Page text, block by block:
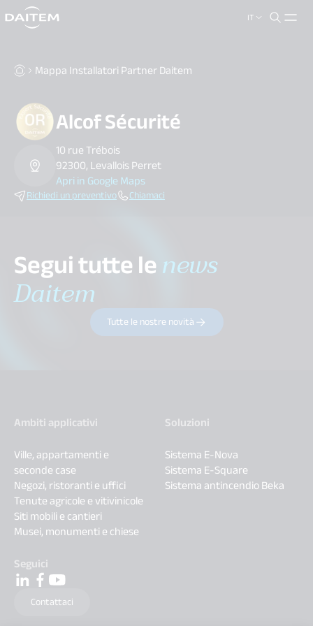
IT
search.label
Mappa Installatori Partner Daitem
Alcof Sécurité
10 rue Trébois
92300, Levallois Perret
Apri in Google Maps
Richiedi un preventivo Chiamaci
Segui tutte lenews
Daitem
Tutte le nostre novità
Ambiti applicativi
Ville, appartamenti e
seconde case
Negozi, ristoranti e uffici
Tenute agricole e vitivinicole
Siti mobili e cantieri
Musei, monumenti e chiese
Soluzioni
Sistema E-Nova
Sistema E-Square
Sistema antincendio Beka
Seguici
Contattaci